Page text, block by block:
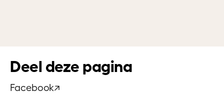
Deel deze pagina
Facebook↗